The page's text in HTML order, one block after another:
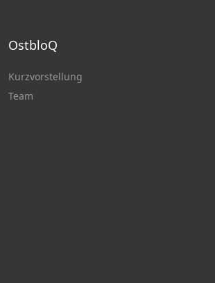
OstbloQ
Kurzvorstellung
Team